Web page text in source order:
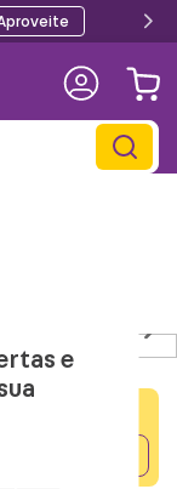
e
– Patrulha
na